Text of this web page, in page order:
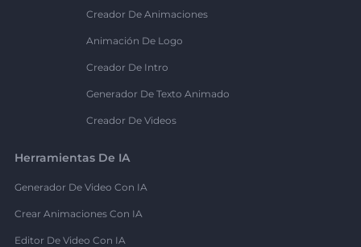
Creador De Animaciones
Animación De Logo
Creador De Intro
Generador De Texto Animado
Creador De Videos
Herramientas De IA
Generador De Video Con IA
Crear Animaciones Con IA
Editor De Video Con IA